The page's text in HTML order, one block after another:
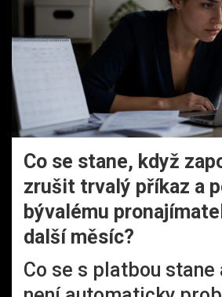
Co se stane, když
zrušit trvalý příkaz a
bývalému
další měsíc?
Co se s platbou stane